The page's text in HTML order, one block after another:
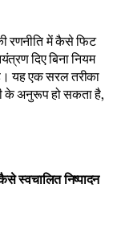
रणनीति में कैसे फिट
दिए बिना नियम
यह एक सरल तरीका
के अनुरूप हो सकता है,
स्वचालित निष्पादन